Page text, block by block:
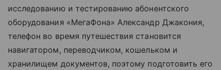
исследованию и тестированию абонентского
оборудования «МегаФона» Александр Джакония,
телефон во время путешествия становится
навигатором, переводчиком, кошельком и
хранилищем документов, поэтому подготовить его